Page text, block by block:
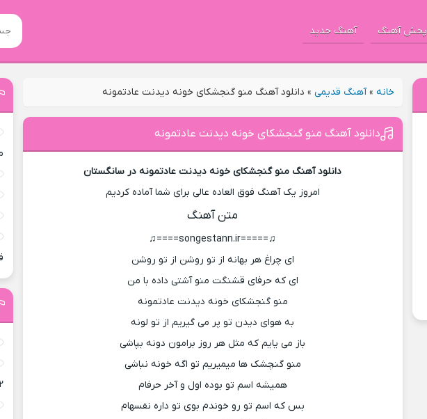
پخش آهنگ آهنگ جدید
خانه »آهنگ قدیمی » دانلود آهنگ منو گنجشکای خونه دیدنت عادتمونه
دانلود آهنگ منو گنجشکای خونه دیدنت عادتمونه
دانلود آهنگ منو گنجشکای خونه دیدنت عادتمونه در سانگستان
امروز یک آهنگ فوق العاده عالی برای شما آماده کردیم
متن آهنگ
♫=====songestann.ir====♫
ای چراغ هر بهانه از تو روشن از تو روشن
ای که حرفای قشنگت منو آشتی داده با من
منو گنجشکای خونه دیدنت عادتمونه
به هوای دیدن تو پر می گیریم از تو لونه
باز می یایم که مثل هر روز برامون دونه بپاشی
منو گنچشک ها میمیریم تو اگه خونه نباشی
همیشه اسم تو بوده اول و آخر حرفام
بس که اسم تو رو خوندم بوی تو داره نفسهام
۲